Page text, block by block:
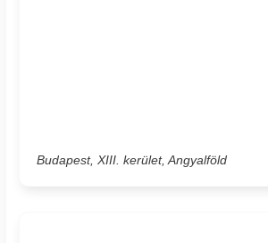
Budapest, XIII. kerület, Angyalföld